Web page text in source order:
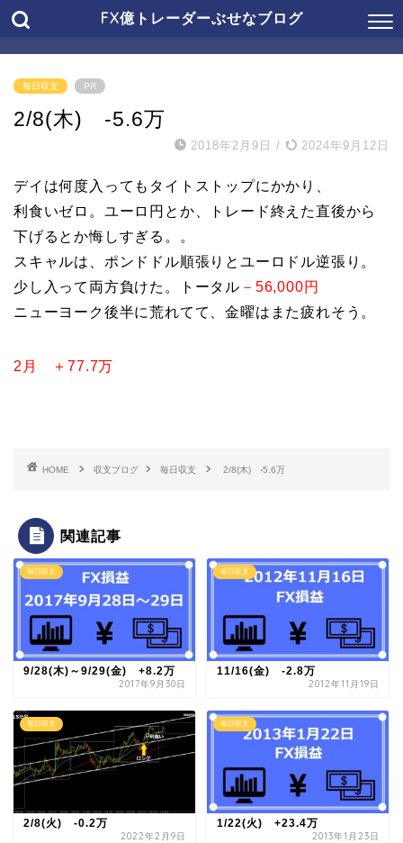
FX億トレーダーぶせなブログ
毎日収支 PR
2/8(木) -5.6万
2018年2月9日 / 2024年9月12日
デイは何度入ってもタイトストップにかかり、
利食いゼロ。ユーロ円とか、トレード終えた直後から
下げるとか悔しすぎる。。
スキャルは、ポンドドル順張りとユーロドル逆張り。
少し入って両方負けた。トータル －56,000円
ニューヨーク後半に荒れてて、金曜はまた疲れそう。
2月 ＋77.7万
HOME 収支ブログ 毎日収支 2/8(木) -5.6万
関連記事
毎日収支
9/28(木)～9/29(金) +8.2万
2017年9月30日
毎日収支
11/16(金) -2.8万
2012年11月19日
毎日収支
2/8(火) -0.2万
2022年2月9日
毎日収支
1/22(火) +23.4万
2013年1月23日